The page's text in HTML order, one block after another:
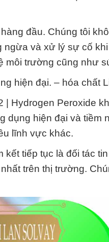
đầu. Chúng tôi
và xử lý sự cố
môi trường cũng như
hiện đại. – hóa chất
Hydrogen Peroxide
dụng hiện đại và
lĩnh vực khác.
tiếp tục là đối tác
trên thị trường.